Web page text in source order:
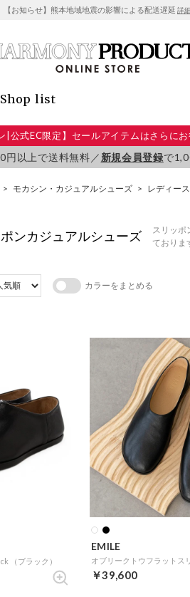
【お知らせ】熊本地域地震の影響による配送遅延 詳
Shop list
|公式EC限定】セールアイテムはさらに
円以上で送料無料／ 新規会員登録で
> モカシン・カジュアルシューズ > レディー
ンカジュアルシューズ
スリッポ
ておりま
カラーをまとめる
（ブラック）
EMILE
￥39,600